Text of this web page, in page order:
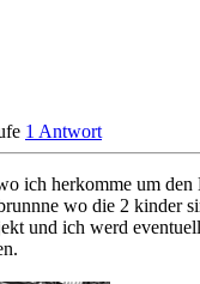
1 Antwort
ich herkomme um den
wo die 2 kinder
und ich werd